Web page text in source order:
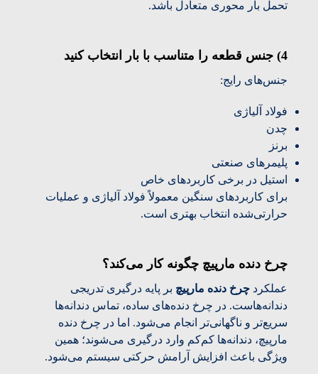
تحمل بار محوری متعادل باشد.
4) جنس قطعه را متناسب با بار انتخاب کنید
جنس‌های رایج:
فولاد آلیاژی
چدن
برنز
پلیمرهای صنعتی
استیل در برخی کاربردهای خاص
برای کاربردهای سنگین معمولاً فولاد آلیاژی و عملیات
حرارتی‌شده انتخاب بهتری است.
چرخ دنده مارپیچ چگونه کار می‌کند؟
عملکرد چرخ دنده مارپیچ بر پایه درگیری تدریجی
دندانه‌هاست. در چرخ دنده‌های ساده، تماس دندانه‌ها
سریع‌تر و ناگهانی‌تر انجام می‌شود. اما در چرخ دنده
مارپیچ، دندانه‌ها کم‌کم وارد درگیری می‌شوند؛ همین
ویژگی باعث افزایش آرامش حرکتی سیستم می‌شود.